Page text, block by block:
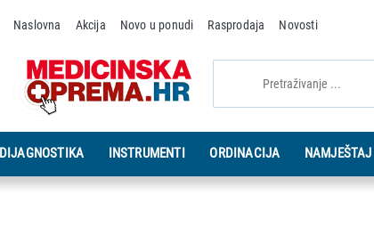
Naslovna Akcija Novo u ponudi Rasprodaja Novosti
INSTRUMENTI ORDINACIJA NAMJEŠTAJ